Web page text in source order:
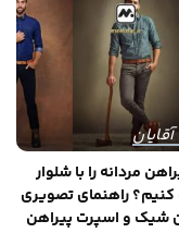
مردانه را با شلوار
راهنمای تصویری
شیک و اسپرت پیراهن